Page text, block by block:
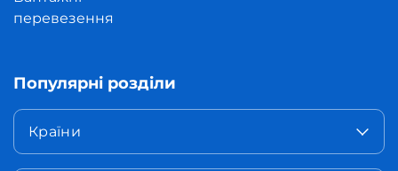
перевезення
Популярні розділи
Країни